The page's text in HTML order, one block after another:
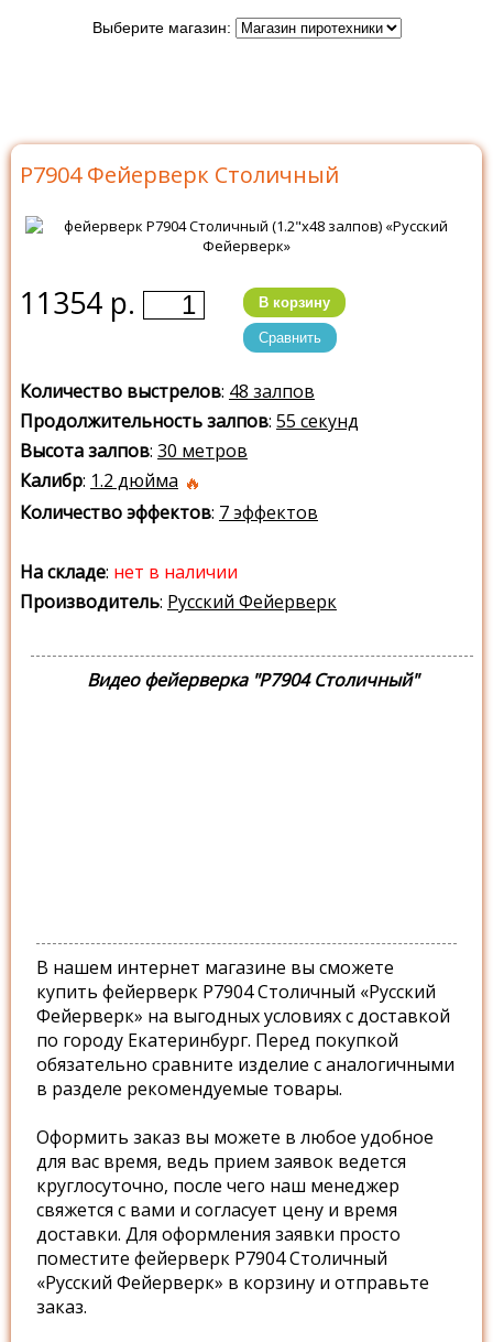
Выберите магазин:
Р7904 Фейерверк Столичный
11354 р. В корзину
Сравнить
Количество выстрелов: 48 залпов
Продолжительность залпов: 55 секунд
Высота залпов: 30 метров
Калибр: 1.2 дюйма
Количество эффектов: 7 эффектов
На складе: нет в наличии
Производитель: Русский Фейерверк
Видео фейерверка "Р7904 Столичный"
В нашем интернет магазине вы сможете
купить фейерверк Р7904 Столичный «Русский
Фейерверк» на выгодных условиях с доставкой
по городу Екатеринбург. Перед покупкой
обязательно сравните изделие с аналогичными
в разделе рекомендуемые товары.
Оформить заказ вы можете в любое удобное
для вас время, ведь прием заявок ведется
круглосуточно, после чего наш менеджер
свяжется с вами и согласует цену и время
доставки. Для оформления заявки просто
поместите фейерверк Р7904 Столичный
«Русский Фейерверк» в корзину и отправьте
заказ.